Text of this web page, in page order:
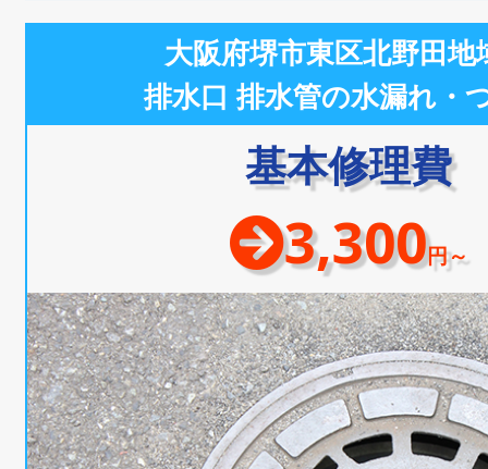
大阪府堺市東区北野田地
排水口 排水管の水漏れ・
基本修理費
3,300円～